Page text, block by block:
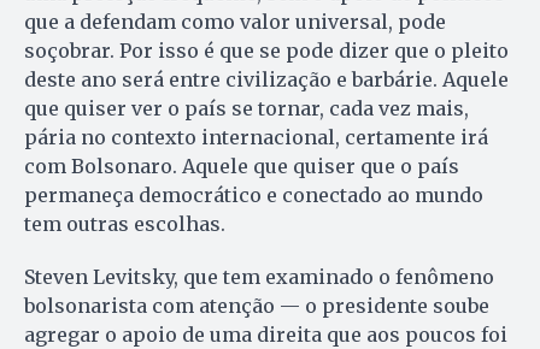
que a defendam como valor universal, pode
soçobrar. Por isso é que se pode dizer que o pleito
deste ano será entre civilização e barbárie. Aquele
que quiser ver o país se tornar, cada vez mais,
pária no contexto internacional, certamente irá
com Bolsonaro. Aquele que quiser que o país
permaneça democrático e conectado ao mundo
tem outras escolhas.
Steven Levitsky, que tem examinado o fenômeno
bolsonarista com atenção — o presidente soube
agregar o apoio de uma direita que aos poucos foi